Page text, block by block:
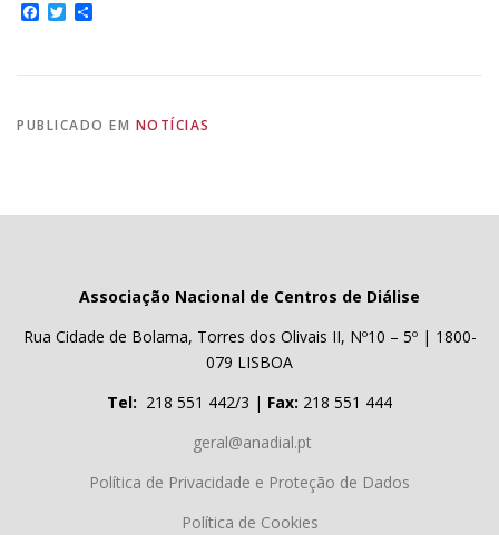
Facebook
Twitter
PUBLICADO EM NOTÍCIAS
Associação Nacional de Centros de Diálise
Rua Cidade de Bolama, Torres dos Olivais II, Nº10 – 5º | 1800-
079 LISBOA
Tel: 218 551 442/3 | Fax: 218 551 444
geral@anadial.pt
Política de Privacidade e Proteção de Dados
Política de Cookies